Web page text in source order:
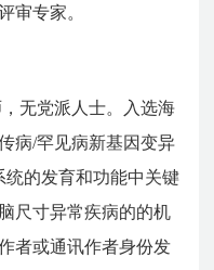
审专家。
无党派人士。入选海
病/罕见病新基因变异
统的发育和功能中关键
尺寸异常疾病的的机
者或通讯作者身份发